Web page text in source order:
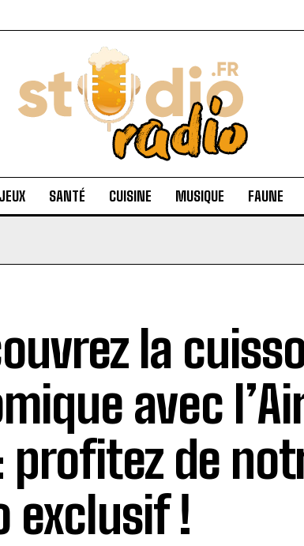
JEUX SANTÉ CUISINE MUSIQUE FAUNE
la
avec
profitez de
exclusif !